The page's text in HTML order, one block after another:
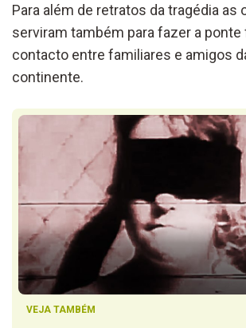
Para além de retratos da tragédia as
serviram também para fazer a
contacto entre familiares e amigos
continente.
VEJA TAMBÉM